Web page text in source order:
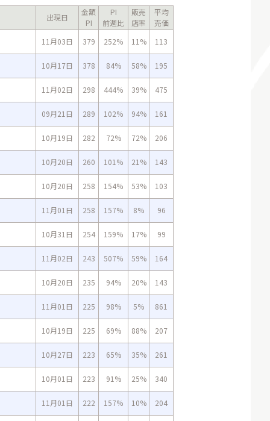
出現日
金額
PI
PI
前週比
販売
店率
平均
売価
11月03日
379 252% 11% 113
10月17日 378 84% 58% 195
11月02日 298 444% 39% 475
09月21日 289 102% 94% 161
10月19日 282 72% 72% 206
10月20日 260 101% 21% 143
10月20日 258 154% 53% 103
11月01日 258 157% 8% 96
10月31日 254 159% 17% 99
11月02日 243 507% 59% 164
10月20日 235 94% 20% 143
11月01日 225 98% 5% 861
10月19日 225 69% 88% 207
10月27日 223 65% 35% 261
10月01日 223 91% 25% 340
11月01日 222 157% 10% 204